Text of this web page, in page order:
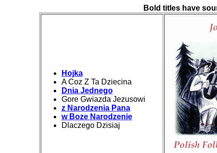
Bold titles have
Hojka
A Coz Z Ta Dziecina
Dnia Jednego
Gore Gwiazda Jezusowi
z Narodzenia Pana
w Boze Narodzenie
Dlaczego Dzisiaj